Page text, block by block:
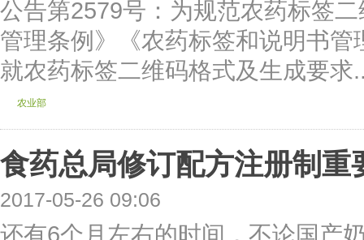
公告第2579号：为规范农药标签
管理条例》《农药标签和说明书
就农药标签二维码格式及生成要求
农业部
食药总局修订配方注册制重
2017-05-26 09:06
还有6个月左右的时间，不论国产